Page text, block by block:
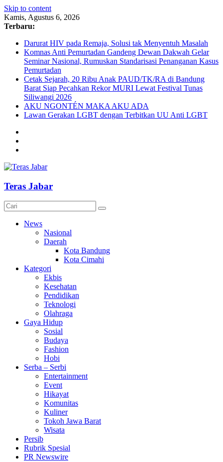
Skip to content
Kamis, Agustus 6, 2026
Terbaru:
Darurat HIV pada Remaja, Solusi tak Menyentuh Masalah
Komnas Anti Pemurtadan Gandeng Dewan Dakwah Gelar
Seminar Nasional, Rumuskan Standarisasi Penanganan Kasus
Pemurtadan
Cetak Sejarah, 20 Ribu Anak PAUD/TK/RA di Bandung
Barat Siap Pecahkan Rekor MURI Lewat Festival Tunas
Siliwangi 2026
AKU NGONTÉN MAKA AKU ADA
Lawan Gerakan LGBT dengan Terbitkan UU Anti LGBT
Teras Jabar
News
Nasional
Daerah
Kota Bandung
Kota Cimahi
Kategori
Ekbis
Kesehatan
Pendidikan
Teknologi
Olahraga
Gaya Hidup
Sosial
Budaya
Fashion
Hobi
Serba – Serbi
Entertainment
Event
Hikayat
Komunitas
Kuliner
Tokoh Jawa Barat
Wisata
Persib
Rubrik Spesial
PR Newswire